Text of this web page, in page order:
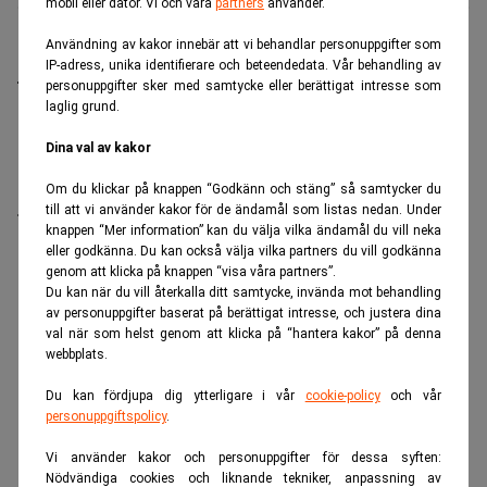
mobil eller dator. Vi och våra partners använder.
Användning av kakor innebär att vi behandlar personuppgifter som
IP-adress, unika identifierare och beteendedata. Vår behandling av
personuppgifter sker med samtycke eller berättigat intresse som
laglig grund.
Dina val av kakor
Om du klickar på knappen “Godkänn och stäng” så samtycker du
till att vi använder kakor för de ändamål som listas nedan. Under
knappen “Mer information” kan du välja vilka ändamål du vill neka
eller godkänna. Du kan också välja vilka partners du vill godkänna
genom att klicka på knappen “visa våra partners”.
Du kan när du vill återkalla ditt samtycke, invända mot behandling
av personuppgifter baserat på berättigat intresse, och justera dina
val när som helst genom att klicka på “hantera kakor” på denna
webbplats.
Du kan fördjupa dig ytterligare i vår cookie-policyoch vår
personuppgiftspolicy.
Vi använder kakor och personuppgifter för dessa syften:
Nödvändiga cookies och liknande tekniker, anpassning av
Under Almedalsveckan har samtalen om demokratins
framtid gått varma. I en intervju, sänd från Almedalen,
reflekterar Stefan Engeseth och Jörgen Wahl över
behovet av att förnya det politiska engagemanget och
klyftan mellan medborgare och beslutsfattare.
Titta på videosidan för en ren videoupplevelse.
ANNONS